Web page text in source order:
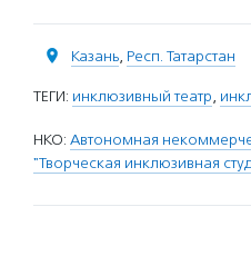
Казань, Респ. Татарстан
ТЕГИ: инклюзивный театр,
НКО: Автономная
"Творческая инклюзивная